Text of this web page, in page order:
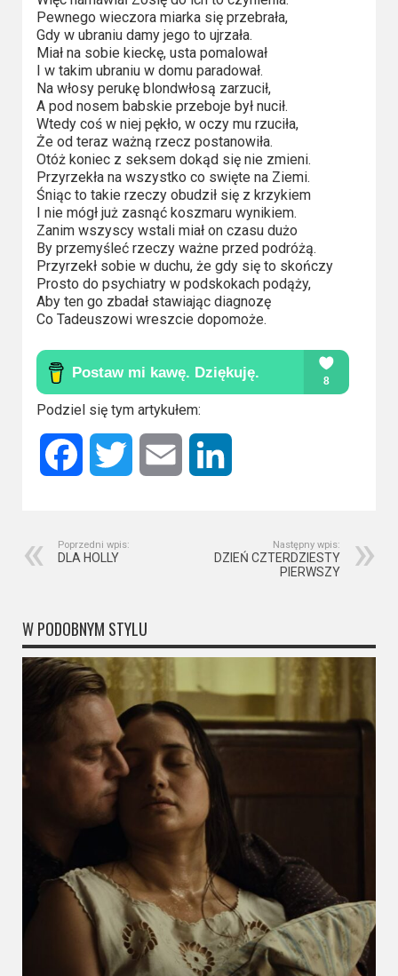
Netflix
Sky
Showtime
Podsumowania
2023
2022
2021
2020
2019
2018
2016
2017
2014
Pewnego wieczora miarka się przebrała,
Gdy w ubraniu damy jego to ujrzała.
Miał na sobie kieckę, usta pomalował
I w takim ubraniu w domu paradował.
Na włosy perukę blondwłosą zarzucił,
A pod nosem babskie przeboje był nucił.
Wtedy coś w niej pękło, w oczy mu rzuciła,
Że od teraz ważną rzecz postanowiła.
Otóż koniec z seksem dokąd się nie zmieni.
Przyrzekła na wszystko co swięte na Ziemi.
Śniąc to takie rzeczy obudził się z krzykiem
I nie mógł już zasnąć koszmaru wynikiem.
Zanim wszyscy wstali miał on czasu dużo
By przemyśleć rzeczy ważne przed podróżą.
Przyrzekł sobie w duchu, że gdy się to skończy
Prosto do psychiatry w podskokach podąży,
Aby ten go zbadał stawiając diagnozę
Co Tadeuszowi wreszcie dopomoże.
Podziel się tym artykułem:
Facebook Twitter Email
Poprzedni wpis:
DLA HOLLY
Następny wpis:
DZIEŃ CZTERDZIESTY
PIERWSZY
W PODOBNYM STYLU